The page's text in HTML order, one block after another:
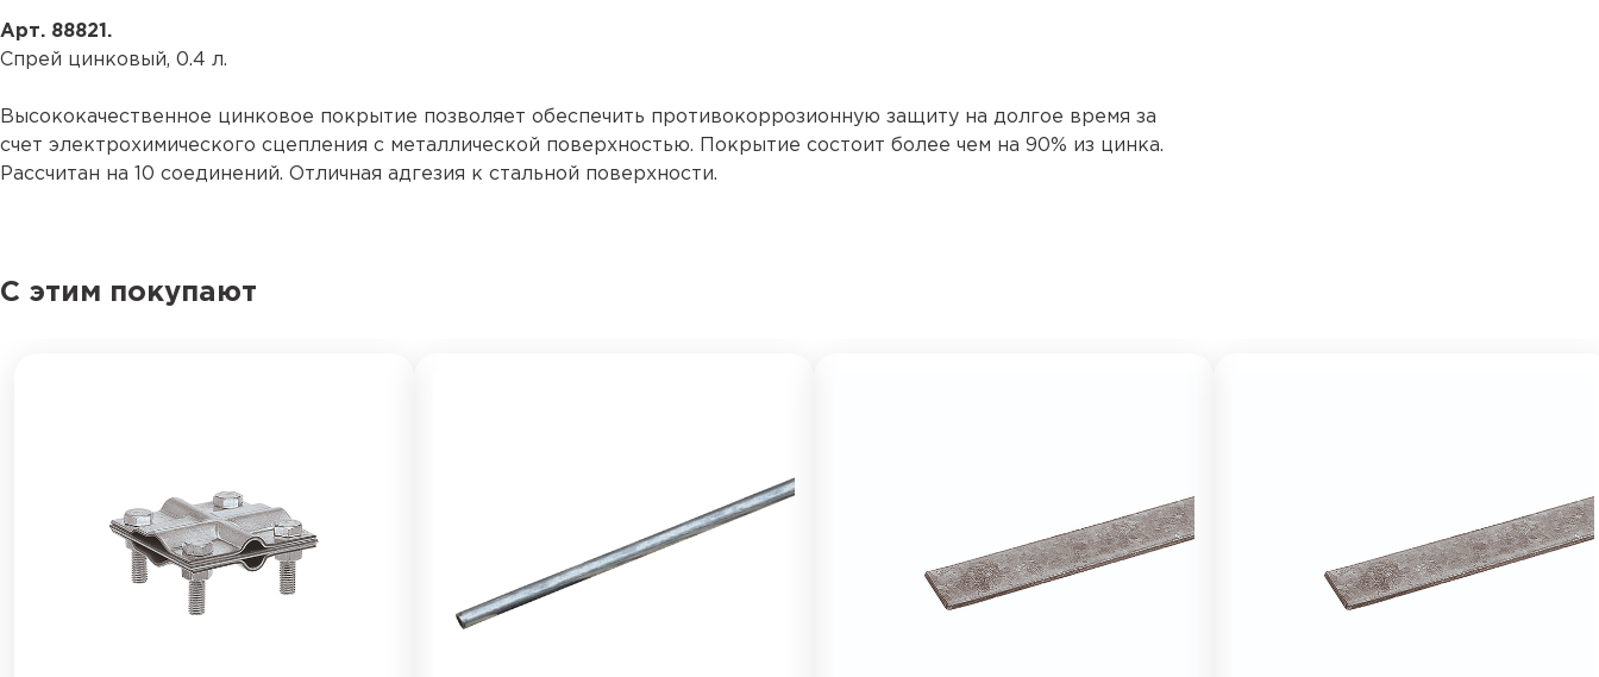
Арт. 88821.
Спрей цинковый, 0.4 л.
Высококачественное цинковое покрытие позволяет обеспечить противокоррозионную защиту на долгое время за
счет электрохимического сцепления с металлической поверхностью. Покрытие состоит более чем на 90% из цинка.
Рассчитан на 10 соединений. Отличная адгезия к стальной поверхности.
С этим покупают